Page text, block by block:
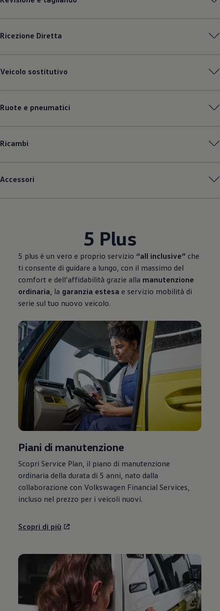
Ricezione Diretta
Veicolo sostitutivo
Ruote e pneumatici
Ricambi
Accessori
5 Plus
5 plus è un vero e proprio servizio “all inclusive” che
ti consente di guidare a lungo, con il massimo del
comfort e dell’affidabilità grazie alla manutenzione
ordinaria , la garanzia estesa e servizio mobilità di
serie sul tuo nuovo veicolo.
Piani di manutenzione
Scopri Service Plan, il piano di manutenzione
ordinaria della durata di 5 anni, nato dalla
collaborazione con Volkswagen Financial Services,
incluso nel prezzo per i veicoli nuovi.
Scopri di più